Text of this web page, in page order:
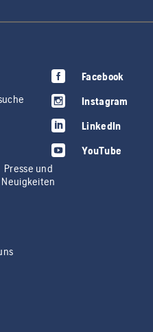
Presse und
Neuigkeiten
Facebook
Instagram
LinkedIn
YouTube